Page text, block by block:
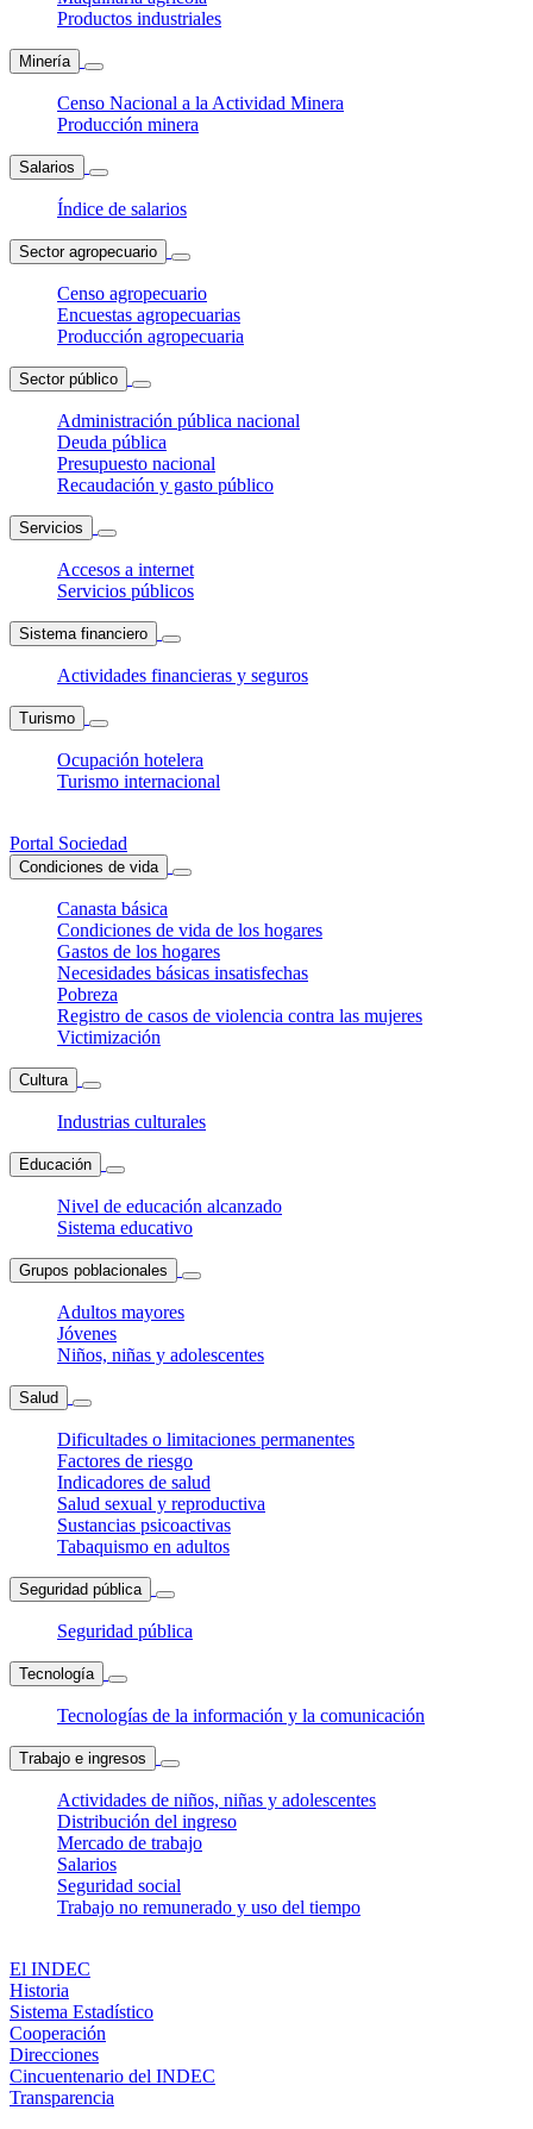
Productos industriales
Minería
Censo Nacional a la Actividad Minera
Producción minera
Salarios
Índice de salarios
Sector agropecuario
Censo agropecuario
Encuestas agropecuarias
Producción agropecuaria
Sector público
Administración pública nacional
Deuda pública
Presupuesto nacional
Recaudación y gasto público
Servicios
Accesos a internet
Servicios públicos
Sistema financiero
Actividades financieras y seguros
Turismo
Ocupación hotelera
Turismo internacional
Portal Sociedad
Condiciones de vida
Canasta básica
Condiciones de vida de los hogares
Gastos de los hogares
Necesidades básicas insatisfechas
Pobreza
Registro de casos de violencia contra las mujeres
Victimización
Cultura
Industrias culturales
Educación
Nivel de educación alcanzado
Sistema educativo
Grupos poblacionales
Adultos mayores
Jóvenes
Niños, niñas y adolescentes
Salud
Dificultades o limitaciones permanentes
Factores de riesgo
Indicadores de salud
Salud sexual y reproductiva
Sustancias psicoactivas
Tabaquismo en adultos
Seguridad pública
Seguridad pública
Tecnología
Tecnologías de la información y la comunicación
Trabajo e ingresos
Actividades de niños, niñas y adolescentes
Distribución del ingreso
Mercado de trabajo
Salarios
Seguridad social
Trabajo no remunerado y uso del tiempo
El INDEC
Historia
Sistema Estadístico
Cooperación
Direcciones
Cincuentenario del INDEC
Transparencia